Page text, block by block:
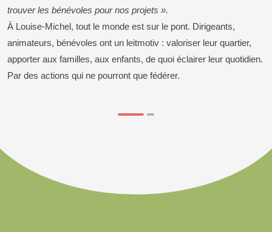
trouver les bénévoles pour nos projets ».
À Louise-Michel, tout le monde est sur le pont. Dirigeants,
animateurs, bénévoles ont un leitmotiv : valoriser leur quartier,
apporter aux familles, aux enfants, de quoi éclairer leur quotidien.
Par des actions qui ne pourront que fédérer.